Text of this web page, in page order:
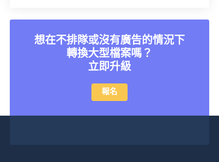
想在不排隊或沒有廣告的情況下
轉換大型檔案嗎？
立即升級
報名